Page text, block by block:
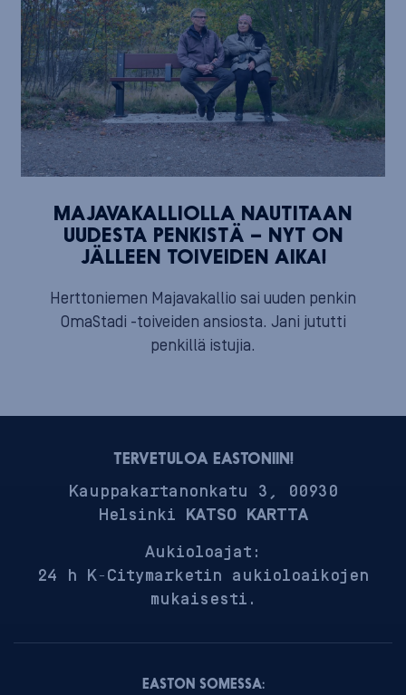
MAJAVAKALLIOLLA NAUTITAAN
UUDESTA PENKISTÄ – NYT ON
JÄLLEEN TOIVEIDEN AIKA!
Herttoniemen Majavakallio sai uuden penkin
OmaStadi -toiveiden ansiosta. Jani jututti
penkillä istujia.
TERVETULOA EASTONIIN!
Kauppakartanonkatu 3, 00930
Helsinki KATSO KARTTA
Aukioloajat:
24 h K-Citymarketin aukioloaikojen
mukaisesti.
EASTON SOMESSA: